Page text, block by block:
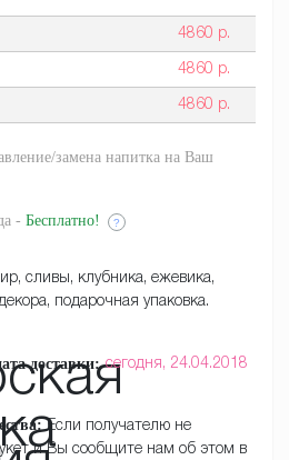
4860 р.
4860 р.
4860 р.
замена напитка на Ваш
- Бесплатно! ?
сливы, клубника, ежевика,
подарочная упаковка.
доставки: сегодня, 24.04.2018
Если получателю не
и Вы сообщите нам об этом в